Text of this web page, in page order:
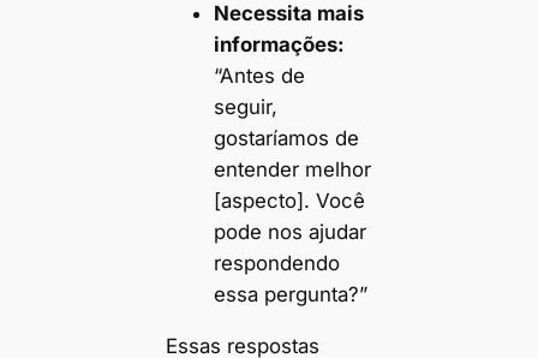
Necessita mais
informações:
“Antes de
seguir,
gostaríamos de
entender melhor
[aspecto]. Você
pode nos ajudar
respondendo
essa pergunta?”
Essas respostas